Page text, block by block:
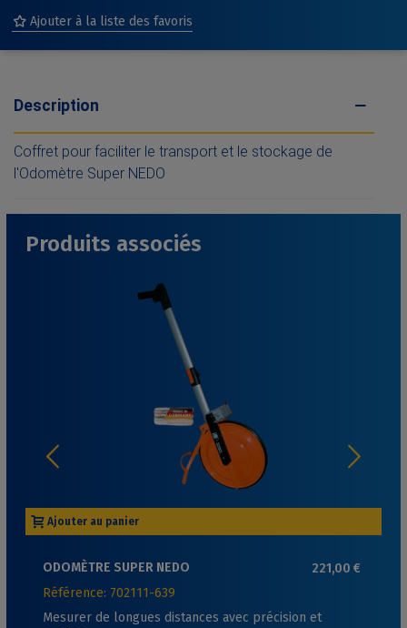
Ajouter à la liste des favoris
Description
Coffret pour faciliter le transport et le stockage de
l'Odomètre Super NEDO
Produits associés
Ajouter au panier
ODOMÈTRE SUPER NEDO 221,00 €
Référence: 702111-639
Mesurer de longues distances avec précision et